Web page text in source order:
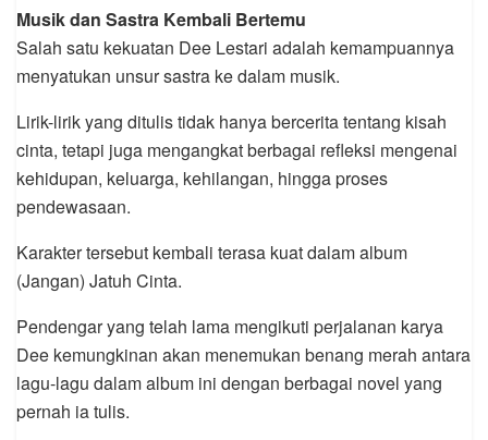
Musik dan Sastra Kembali Bertemu
Salah satu kekuatan Dee Lestari adalah kemampuannya
menyatukan unsur sastra ke dalam musik.
Lirik-lirik yang ditulis tidak hanya bercerita tentang kisah
cinta, tetapi juga mengangkat berbagai refleksi mengenai
kehidupan, keluarga, kehilangan, hingga proses
pendewasaan.
Karakter tersebut kembali terasa kuat dalam album
(Jangan) Jatuh Cinta.
Pendengar yang telah lama mengikuti perjalanan karya
Dee kemungkinan akan menemukan benang merah antara
lagu-lagu dalam album ini dengan berbagai novel yang
pernah ia tulis.